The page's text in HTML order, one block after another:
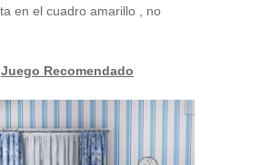
en el cuadro amarillo , no
Juego Recomendado